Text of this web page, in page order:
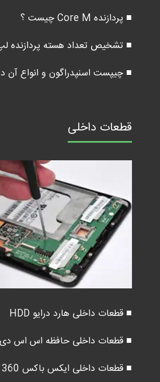
■ پردازنده Core M چیست ؟
■ تشخیص تعداد هسته پردازنده
■ چیپست اسنپدراگون و انواع آن
قطعات داخلی
■ قطعات داخلی هارد درایو HDD
■ قطعات داخلی حافظه اس اس دی
■ قطعات داخلی ایکس باکس 360